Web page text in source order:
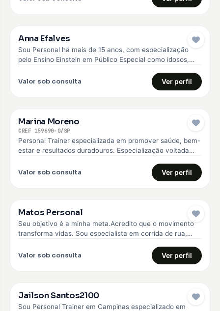
Anna Efalves
Sou Personal há mais de 15 anos, com especialização
pelo Ensino Einstein em Público Especial como idosos,
Valor sob consulta Ver perfil
Marina Moreno
CREF 159690-G/SP
Personal Trainer especializada em promover saúde, bem-
estar e resultados duradouros. Especialização voltada
de…
Valor sob consulta Ver perfil
Matos Personal
Seu objetivo é a minha meta.Acredito que o movimento
transforma vidas. Sou especialista em corrida de rua,
Valor sob consulta Ver perfil
Jailson Santos2100
Sou Personal Trainer em Campinas especializado em